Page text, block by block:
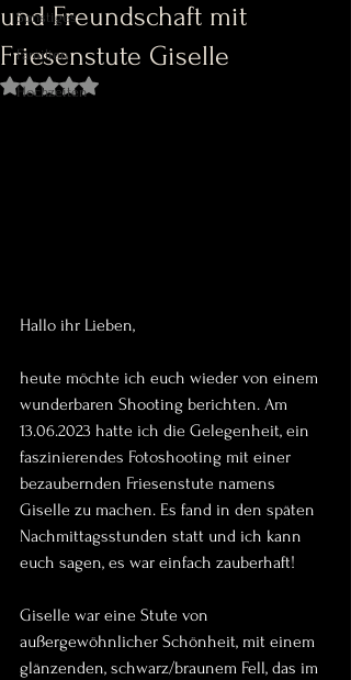
Sonstiges
Familien
Hochzeiten
und Freundschaft mit
Friesenstute Giselle
Mit NaN von 5 Sternen bewertet.
Hallo ihr Lieben,
heute möchte ich euch wieder von einem
wunderbaren Shooting berichten. Am
13.06.2023 hatte ich die Gelegenheit, ein
faszinierendes Fotoshooting mit einer
bezaubernden Friesenstute namens
Giselle zu machen. Es fand in den späten
Nachmittagsstunden statt und ich kann
euch sagen, es war einfach zauberhaft!
Giselle war eine Stute von
außergewöhnlicher Schönheit, mit einem
glänzenden, schwarz/braunem Fell, das im